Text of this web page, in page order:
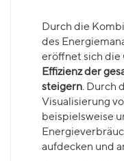
Durch die
des
eröffnet sich die
Effizienz der
steigern. Durch
Visualisierung
beispielsweise
aufdecken und